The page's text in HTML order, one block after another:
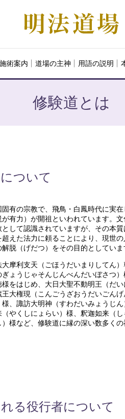
施術案内 道場の主神 用語の説明
修験道とは
ついて
有の宗教で、飛鳥・白鳳時代に実
が有力）が開祖といわれています。
して認識されていますが、その本
えた法力に頼ることにより、現世
脱（げだつ）をその目的としていま
摩利支天（ごほうだいまりしてん
ょうじゃそんじんべんだいぼさつ
をはじめ、大日大聖不動明王（だ
大権現（こんごうざおうだいごん
様、諏訪大明神（すわだいみょうじ
やくしにょらい）様、釈迦如来（し
様など、修験道に縁の深い数多く
る役行者について